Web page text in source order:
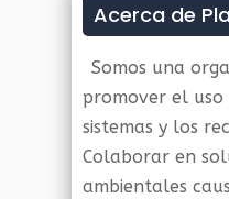
Acerca de
Somos una
promover el uso
sistemas y los
Colaborar en
ambientales